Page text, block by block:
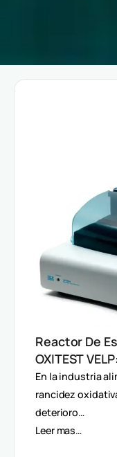
Reactor De
OXITEST
Útil Sin
En la industria
rancidez
deterioro…
Leer mas…